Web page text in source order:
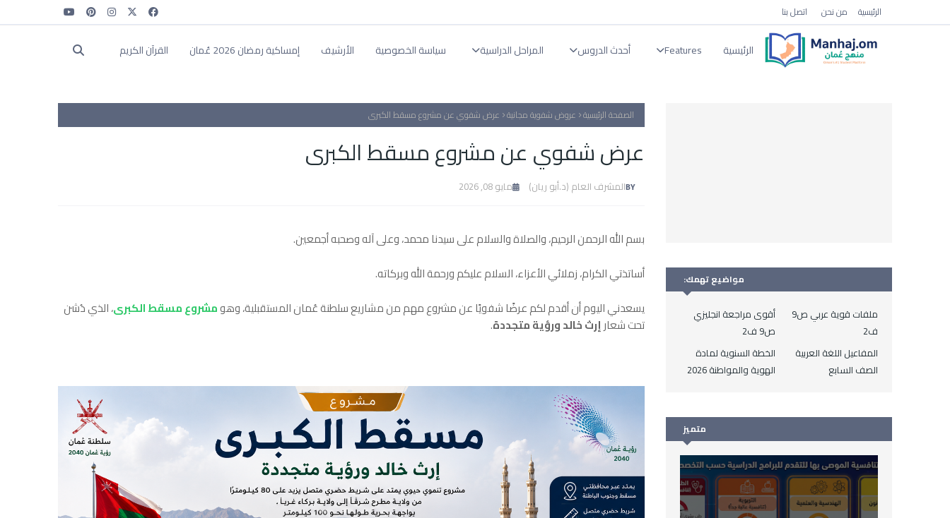
الرئيسية من نحن اتصل بنا
الرئيسية Features أحدث الدروس المراحل الدراسية سياسة الخصوصية الأرشيف إمساكية رمضان 2026 عُمان القرآن الكريم
الصفحة الرئيسية عروض شفوية مجانية عرض شفوي عن مشروع مسقط الكبرى
عرض شفوي عن مشروع مسقط الكبرى
المشرف العام (د.أبو ريان) مايو 08, 2026
بسم الله الرحمن الرحيم، والصلاة والسلام على سيدنا محمد، وعلى آله وصحبه أجمعين.
أساتذتي الكرام، زملائي الأعزاء، السلام عليكم ورحمة الله وبركاته.
يسعدني اليوم أن أقدم لكم عرضًا شفويًا عن مشروع مهم من مشاريع سلطنة عُمان المستقبلية، وهومشروع مسقط الكبرى، الذي دُشن
تحت شعارإرث خالد ورؤية متجددة.
مواضيع تهمك:
أقوى مراجعة انجليزي
ص9 ف2
ملفات قوية عربي ص9
ف2
الخطة السنوية لمادة
الهوية والمواطنة 2026
المفاعيل اللغة العربية
الصف السابع
متميز